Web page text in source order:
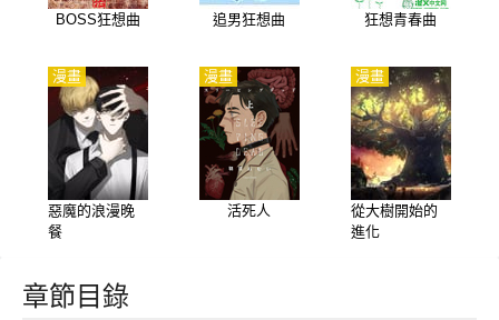
BOSS狂想曲 追男狂想曲 狂想青春曲
惡魔的浪漫晚
餐
漫畫
活死人
漫畫
從大樹開始的
進化
漫畫
章節目錄